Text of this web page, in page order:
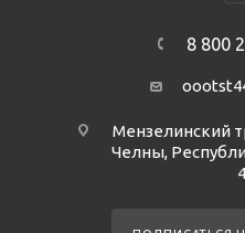
8 800
Мензелинский
Челны,